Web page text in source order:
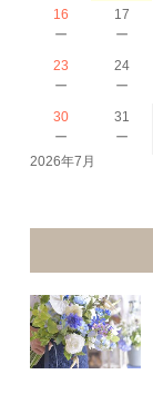
16
－
17
－
23
－
24
－
30
－
31
－
2026年7月